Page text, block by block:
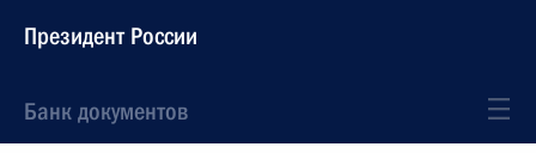
Президент России
Банк документов